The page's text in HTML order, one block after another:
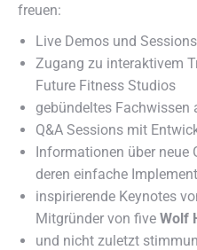
freuen:
Live Demos und Sessions
Zugang zu interaktivem
Future Fitness Studios
gebündeltes Fachwissen
Q&A Sessions mit
Informationen über neue
deren einfache
inspirierende Keynotes
Mitgründer von five Wolf
und nicht zuletzt